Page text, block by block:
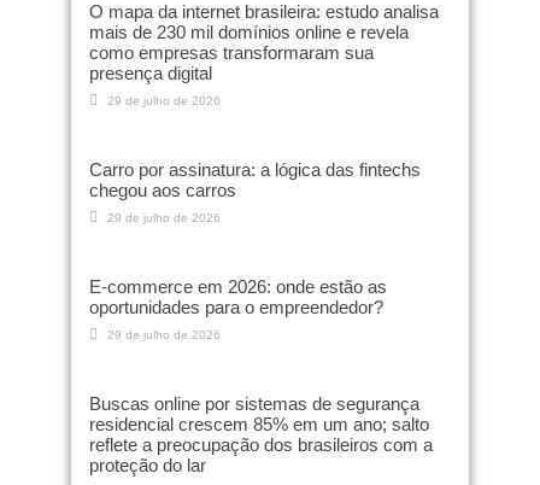
O mapa da internet brasileira: estudo analisa
mais de 230 mil domínios online e revela
como empresas transformaram sua
presença digital
29 de julho de 2026
Carro por assinatura: a lógica das fintechs
chegou aos carros
29 de julho de 2026
E-commerce em 2026: onde estão as
oportunidades para o empreendedor?
29 de julho de 2026
Buscas online por sistemas de segurança
residencial crescem 85% em um ano; salto
reflete a preocupação dos brasileiros com a
proteção do lar